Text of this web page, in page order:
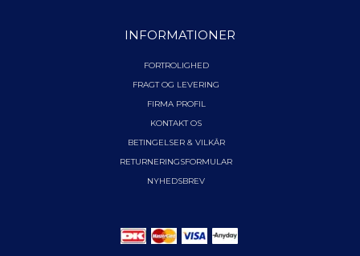
INFORMATIONER
FORTROLIGHED
FRAGT OG LEVERING
FIRMA PROFIL
KONTAKT OS
BETINGELSER & VILKÅR
RETURNERINGSFORMULAR
NYHEDSBREV